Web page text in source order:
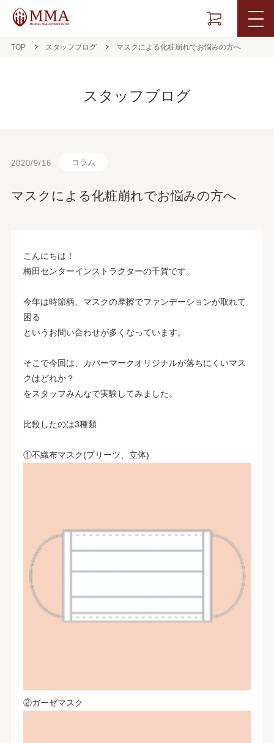
TOP スタッフブログ マスクによる化粧崩れでお悩みの方へ
スタッフブログ
2020/9/16 コラム
マスクによる化粧崩れでお悩みの方へ
こんにちは！
梅田センターインストラクターの千賀です。
今年は時節柄、マスクの摩擦でファンデーションが取れて
困る
というお問い合わせが多くなっています。
そこで今回は、カバーマークオリジナルが落ちにくいマス
クはどれか？
をスタッフみんなで実験してみました。
比較したのは3種類
①不織布マスク(プリーツ、立体)
②ガーゼマスク